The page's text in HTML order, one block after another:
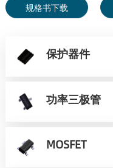
规格书下载
保护器件
功率三极管
MOSFET